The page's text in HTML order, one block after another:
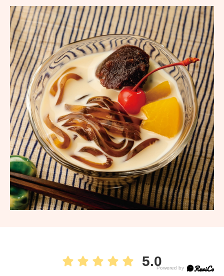
5.0